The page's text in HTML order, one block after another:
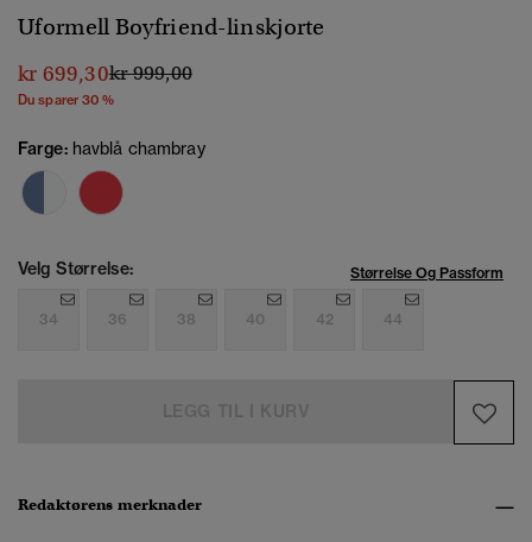
Uformell Boyfriend-linskjorte
kr 699,30Pris nedsatt fra
kr 999,00til
Du sparer 30 %
Farge: havblå chambray
Velg Størrelse: Størrelse Og Passform
34 36 38 40 42 44
Redaktørens merknader